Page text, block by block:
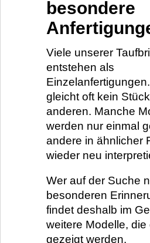
besondere
Viele unserer
entstehen als
gleicht oft kein
anderen. Manche
werden nur einmal
andere in ähnlicher
wieder neu
Wer auf der Suche
besonderen
findet deshalb im
weitere Modelle,
gezeigt werden.